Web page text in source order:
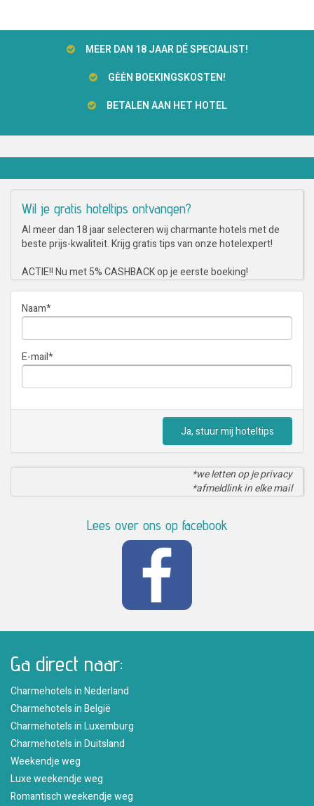
MEER DAN 18 JAAR DÉ SPECIALIST!
GĖĖN BOEKINGSKOSTEN!
BETALEN AAN HET HOTEL
Wil je gratis hoteltips ontvangen?
Al meer dan 18 jaar selecteren wij charmante hotels met de
beste prijs-kwaliteit. Krijg gratis tips van onze hotelexpert!
ACTIE!! Nu met 5% CASHBACK op je eerste boeking!
Naam*
E-mail*
Ja, stuur mij hoteltips
*we letten op je privacy
*afmeldlink in elke mail
Lees over ons op facebook
Ga direct naar:
Charmehotels in Nederland
Charmehotels in België
Charmehotels in Luxemburg
Charmehotels in Duitsland
Weekendje weg
Luxe weekendje weg
Romantisch weekendje weg